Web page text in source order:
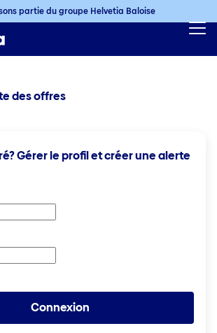
partie du groupe Helvetia Baloise
des offres
Gérer le profil et créer une alerte
et mot de passe
Connexion